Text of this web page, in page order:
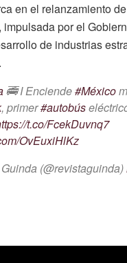
en el relanzamiento
impulsada por el
de industrias
🚎 I Enciende#México
, primer#autobús
t.co/FcekDuvnq7
OvEuxiHlKz
(@revistaguinda)